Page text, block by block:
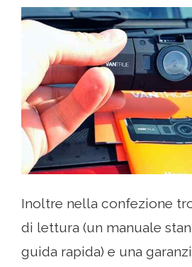
Inoltre nella confezione
di lettura (un manuale
guida rapida) e una